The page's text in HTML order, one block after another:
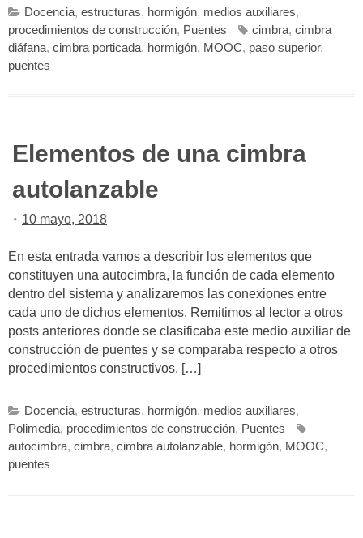
Docencia, estructuras, hormigón, medios auxiliares,
procedimientos de construcción, Puentes cimbra, cimbra
diáfana, cimbra porticada, hormigón, MOOC, paso superior,
puentes
Elementos de una cimbra
autolanzable
10 mayo, 2018
En esta entrada vamos a describir los elementos que
constituyen una autocimbra, la función de cada elemento
dentro del sistema y analizaremos las conexiones entre
cada uno de dichos elementos. Remitimos al lector a otros
posts anteriores donde se clasificaba este medio auxiliar de
construcción de puentes y se comparaba respecto a otros
procedimientos constructivos. […]
Docencia, estructuras, hormigón, medios auxiliares,
Polimedia, procedimientos de construcción, Puentes
autocimbra, cimbra, cimbra autolanzable, hormigón, MOOC,
puentes